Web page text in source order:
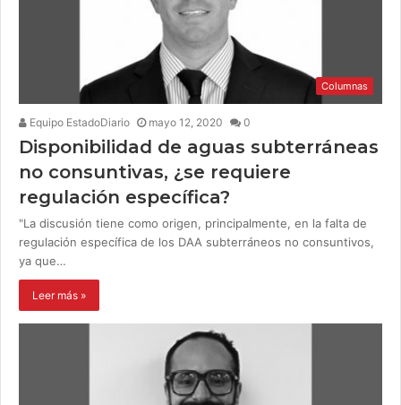
Columnas
Equipo EstadoDiario mayo 12, 2020 0
Disponibilidad de aguas subterráneas
no consuntivas, ¿se requiere
regulación específica?
"La discusión tiene como origen, principalmente, en la falta de
regulación específica de los DAA subterráneos no consuntivos,
ya que…
Leer más »